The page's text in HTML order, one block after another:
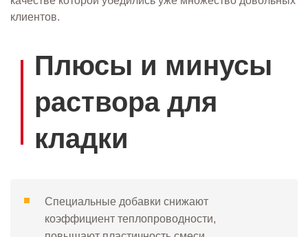
клиентов.
Плюсы и минусы
раствора для
кладки
Специальные добавки снижают
коэффициент теплопроводности,